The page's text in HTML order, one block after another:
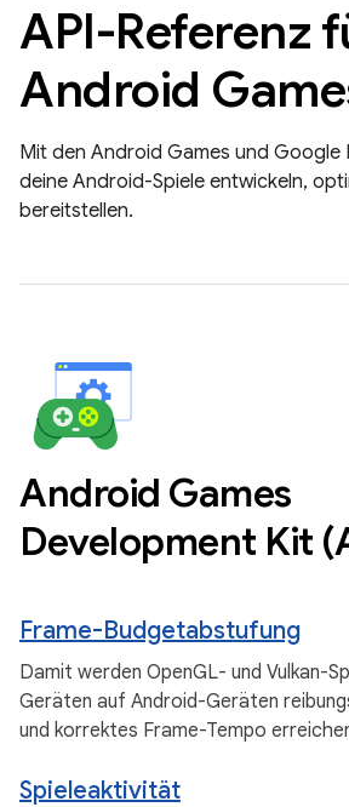
API-Referenz
Android
Mit den Android Games und Google
deine Android-Spiele entwickeln,
bereitstellen.
Android Games
Development Kit
Frame-Budgetabstufung
Damit werden OpenGL- und Vulkan-
Geräten auf Android-Geräten
und korrektes Frame-Tempo
Spieleaktivität